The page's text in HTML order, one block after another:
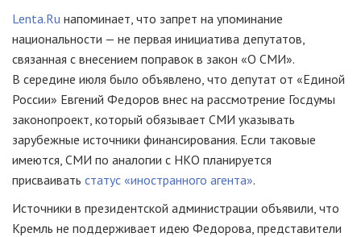
Lenta.Ru напоминает, что запрет на упоминание
национальности — не первая инициатива депутатов,
связанная с внесением поправок в закон «О СМИ».
В середине июля было объявлено, что депутат от «Единой
России» Евгений Федоров внес на рассмотрение Госдумы
законопроект, который обязывает СМИ указывать
зарубежные источники финансирования. Если таковые
имеются, СМИ по аналогии с НКО планируется
присваивать статус «иностранного агента».
Источники в президентской администрации объявили, что
Кремль не поддерживает идею Федорова, представители